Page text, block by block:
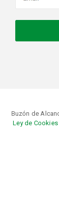
Buzón de
Ley de Cookies